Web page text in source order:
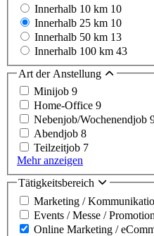
Innerhalb 10 km 10
Innerhalb 25 km 10
Innerhalb 50 km 13
Innerhalb 100 km 43
Art der Anstellung
Minijob 9
Home-Office 9
Nebenjob/Wochenendjob
Abendjob 8
Teilzeitjob 7
Mehr anzeigen
Tätigkeitsbereich
Marketing /
Events / Messe /
Online Marketing /